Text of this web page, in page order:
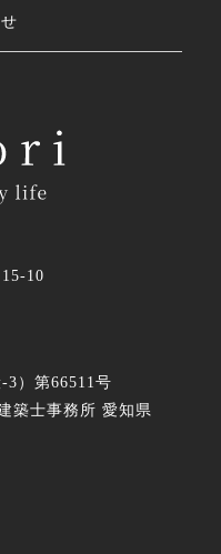
10
3）第66511号
築士事務所 愛知県